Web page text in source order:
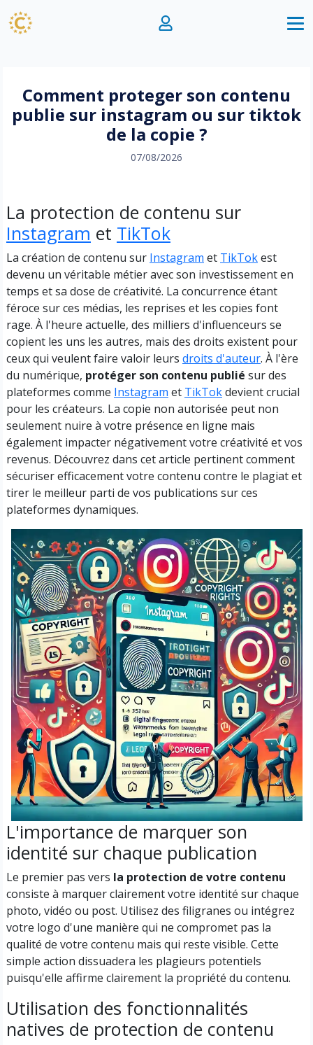
Comment proteger son contenu
publie sur instagram ou sur tiktok
de la copie ?
07/08/2026
La protection de contenu sur
Instagram et TikTok
La création de contenu sur Instagram et TikTokest
devenu un véritable métier avec son investissement en
temps et sa dose de créativité. La concurrence étant
féroce sur ces médias, les reprises et les copies font
rage. À l'heure actuelle, des milliers d'influenceurs se
copient les uns les autres, mais des droits existent pour
ceux qui veulent faire valoir leurs droits d'auteur. À l'ère
du numérique, protéger son contenu publié sur des
plateformes comme Instagram et TikTokdevient crucial
pour les créateurs. La copie non autorisée peut non
seulement nuire à votre présence en ligne mais
également impacter négativement votre créativité et vos
revenus. Découvrez dans cet article pertinent comment
sécuriser efficacement votre contenu contre le plagiat et
tirer le meilleur parti de vos publications sur ces
plateformes dynamiques.
L'importance de marquer son
identité sur chaque publication
Le premier pas vers la protection de votre contenu
consiste à marquer clairement votre identité sur chaque
photo, vidéo ou post. Utilisez des filigranes ou intégrez
votre logo d'une manière qui ne compromet pas la
qualité de votre contenu mais qui reste visible. Cette
simple action dissuadera les plagieurs potentiels
puisqu'elle affirme clairement la propriété du contenu.
Utilisation des fonctionnalités
natives de protection de contenu